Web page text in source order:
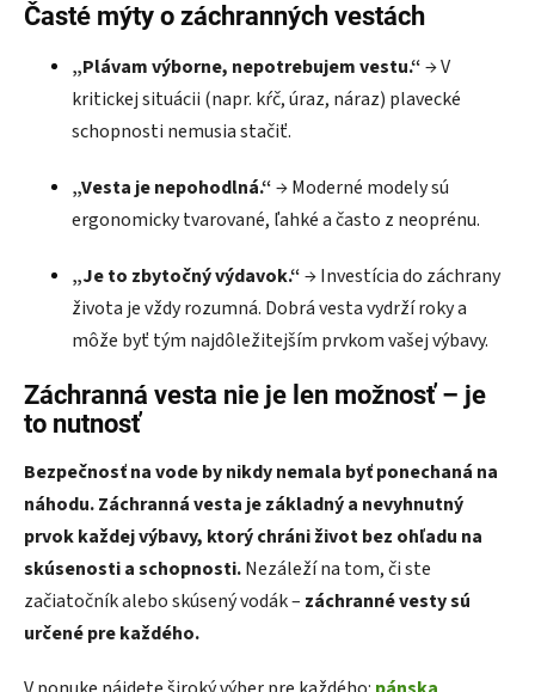
Časté mýty o záchranných vestách
„Plávam výborne, nepotrebujem vestu.“→ V
kritickej situácii (napr. kŕč, úraz, náraz) plavecké
schopnosti nemusia stačiť.
„Vesta je nepohodlná.“→ Moderné modely sú
ergonomicky tvarované, ľahké a často z neoprénu.
„Je to zbytočný výdavok.“→ Investícia do záchrany
života je vždy rozumná. Dobrá vesta vydrží roky a
môže byť tým najdôležitejším prvkom vašej výbavy.
Záchranná vesta nie je len možnosť – je
to nutnosť
Bezpečnosť na vode by nikdy nemala byť ponechaná na
náhodu. Záchranná vesta je základný a nevyhnutný
prvok každej výbavy, ktorý chráni život bez ohľadu na
skúsenosti a schopnosti.Nezáleží na tom, či ste
začiatočník alebo skúsený vodák – záchranné vesty sú
určené pre každého.